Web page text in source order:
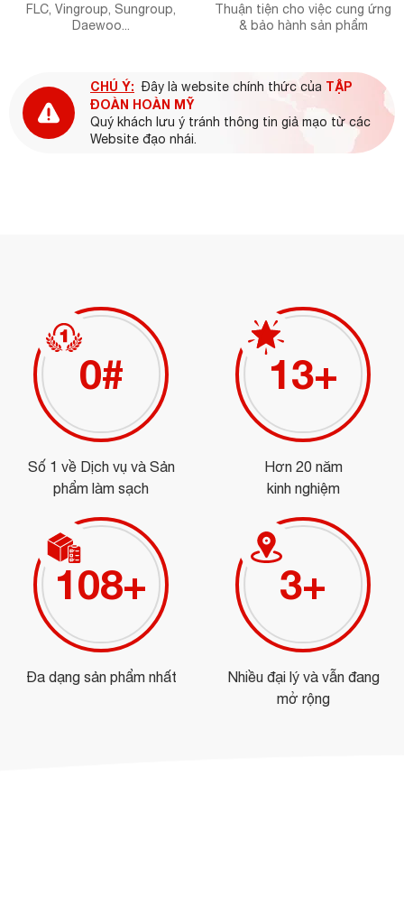
FLC, Vingroup, Sungroup,
Daewoo...
Thuận tiện cho việc cung ứng
& bảo hành sản phẩm
CHÚ Ý: Đây là website chính thức của TẬP
ĐOÀN HOÀN MỸ
Quý khách lưu ý tránh thông tin giả mạo từ các
Website đạo nhái.
0#
Số 1 về Dịch vụ và Sản
phẩm làm sạch
15+
Hơn 20 năm
kinh nghiệm
121+
Đa dạng sản phẩm nhất
3+
Nhiều đại lý và vẫn đang
mở rộng